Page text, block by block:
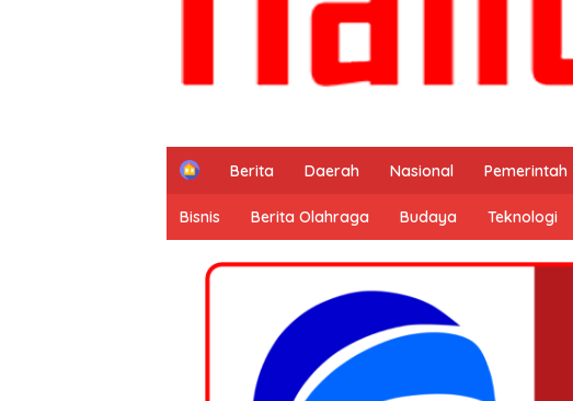
H
m
e
Berita Daerah Nasional Pemerintah
Bisnis Berita Olahraga Budaya Teknologi